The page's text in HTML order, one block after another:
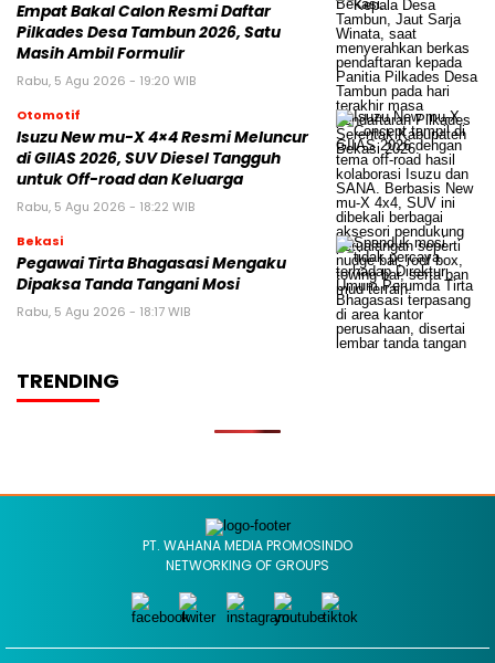
Empat Bakal Calon Resmi Daftar
Pilkades Desa Tambun 2026, Satu
Masih Ambil Formulir
Rabu, 5 Agu 2026 - 19:20 WIB
Otomotif
Isuzu New mu-X 4×4 Resmi Meluncur
di GIIAS 2026, SUV Diesel Tangguh
untuk Off-road dan Keluarga
Rabu, 5 Agu 2026 - 18:22 WIB
Bekasi
Pegawai Tirta Bhagasasi Mengaku
Dipaksa Tanda Tangani Mosi
Rabu, 5 Agu 2026 - 18:17 WIB
TRENDING
PT. WAHANA MEDIA PROMOSINDO
NETWORKING OF GROUPS